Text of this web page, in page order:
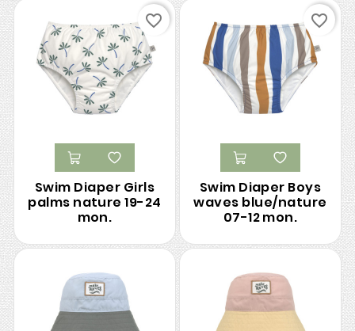
Swim Diaper Girls
palms nature 19-24
mon.
favorite_border
Swim Diaper Boys
waves blue/nature
07-12 mon.
favorite_border